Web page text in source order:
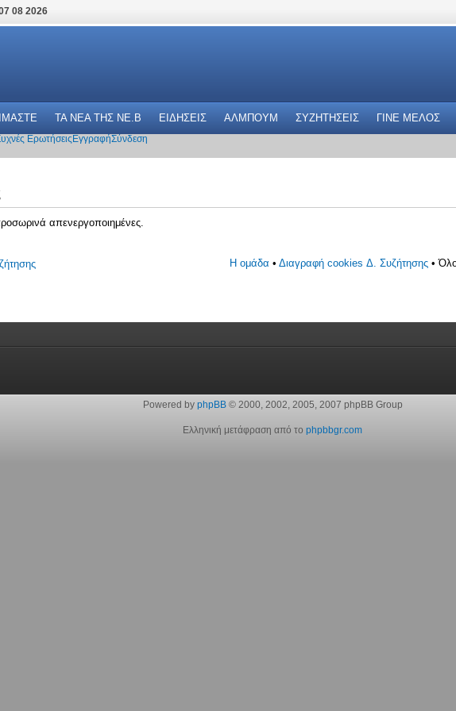
08 2026
ΤΑ ΝΕΑ THΣ NE.B ΕΙΔΗΣΕΙΣ ΑΛΜΠΟΥΜ ΣΥΖΗΤΗΣΕΙΣ ΓΙΝΕ ΜΕΛΟΣ
Ερωτήσεις ΕγγραφήΣύνδεση
απενεργοποιημένες.
Η ομάδα • Διαγραφή cookies Δ. Συζήτησης•
Powered by phpBB© 2000, 2002, 2005, 2007 phpBB Group
Ελληνική μετάφραση από το phpbbgr.com